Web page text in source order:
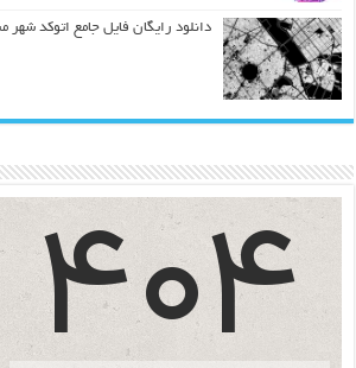
دانلود رایگان فایل جامع اتوکد شهر